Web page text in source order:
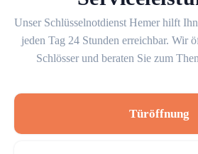
Unser Schlüsselnotdienst Hemer hilft
jeden Tag 24 Stunden erreichbar. Wir
Schlösser und beraten Sie zum
Türöffnung